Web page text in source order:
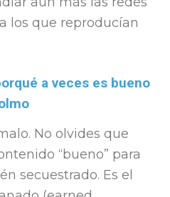
los que reproducían
a veces es bueno
No olvides que
“bueno” para
secuestrado. Es el